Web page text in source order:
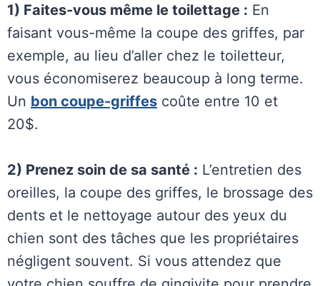
1) Faites-vous même le toilettage : En
faisant vous-même la coupe des griffes, par
exemple, au lieu d’aller chez le toiletteur,
vous économiserez beaucoup à long terme.
Un bon coupe-griffes coûte entre 10 et
20$.
2) Prenez soin de sa santé : L’entretien des
oreilles, la coupe des griffes, le brossage des
dents et le nettoyage autour des yeux du
chien sont des tâches que les propriétaires
négligent souvent. Si vous attendez que